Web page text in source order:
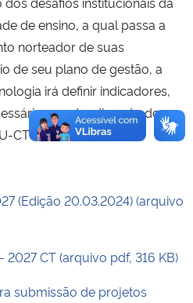
de ensino, a qual passa a
norteador de suas
de seu plano de gestão, a
irá definir indicadores,
ao atendimento dos
CT (2024-2027).
(Edição 20.03.2024) (arquivo
2027 CT (arquivo pdf, 316 KB)
submissão de projetos